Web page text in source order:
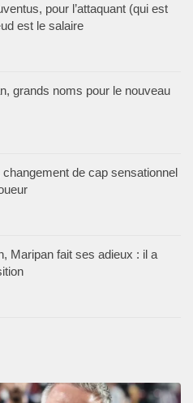
pour l’attaquant (qui est
est le salaire
grands noms pour le nouveau
de cap sensationnel
Maripan fait ses adieux : il a